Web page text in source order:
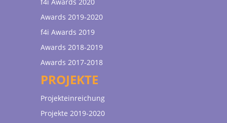
Awards 2019-2020
f4i Awards 2019
Awards 2018-2019
Awards 2017-2018
PROJEKTE
Projekteinreichung
Projekte 2019-2020